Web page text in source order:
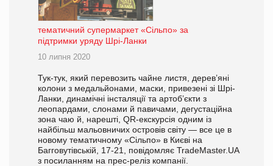
тематичний супермаркет «Сільпо» за
підтримки уряду Шрі-Ланки
10 липня 2020
Тук-тук, який перевозить чайне листя, дерев’яні
колони з медальйонами, маски, привезені зі Шрі-
Ланки, динамічні інсталяції та артоб’єкти з
леопардами, слонами й павичами, дегустаційна
зона чаю й, нарешті, QR-екскурсія одним із
найбільш мальовничих островів світу — все це в
новому тематичному «Сільпо» в Києві на
Багговутівській, 17-21, повідомляє TradeMaster.UA
з посиланням на прес-реліз компанії.